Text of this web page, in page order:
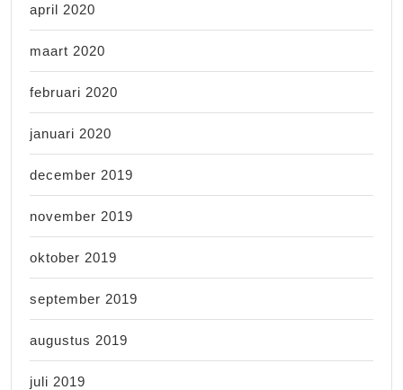
april 2020
maart 2020
februari 2020
januari 2020
december 2019
november 2019
oktober 2019
september 2019
augustus 2019
juli 2019